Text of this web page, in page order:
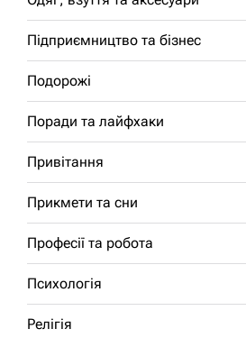
Підприємництво та бізнес
Подорожі
Поради та лайфхаки
Привітання
Прикмети та сни
Професії та робота
Психологія
Релігія